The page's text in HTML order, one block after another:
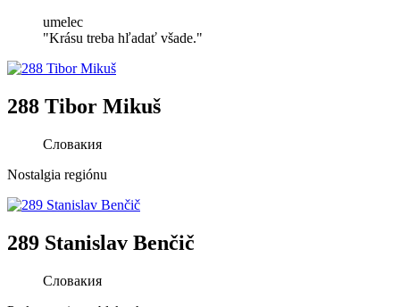
umelec
"Krásu treba hľadať všade."
288 Tibor Mikuš
Словакия
Nostalgia regiónu
289 Stanislav Benčič
Словакия